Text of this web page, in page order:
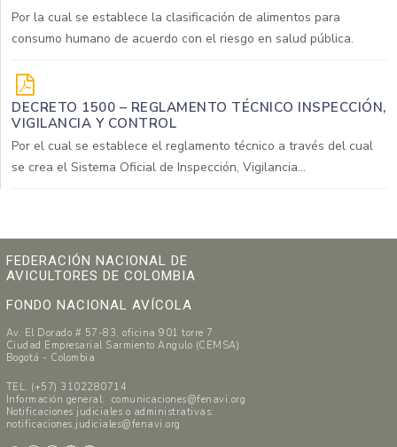
Por la cual se establece la clasificación de alimentos para
consumo humano de acuerdo con el riesgo en salud pública.
DECRETO 1500 – REGLAMENTO TÉCNICO INSPECCIÓN,
VIGILANCIA Y CONTROL
Por el cual se establece el reglamento técnico a través del cual
se crea el Sistema Oficial de Inspección, Vigilancia...
FEDERACIÓN NACIONAL DE
AVICULTORES DE COLOMBIA
FONDO NACIONAL AVÍCOLA
Av. El Dorado # 57-83, oficina 901 torre 7
Ciudad Empresarial Sarmiento Angulo (CEMSA)
Bogotá - Colombia
TEL. (+57) 3102280714
Información general: comunicaciones@fenavi.org
Notificaciones judiciales o administrativas:
notificaciones.judiciales@fenavi.org